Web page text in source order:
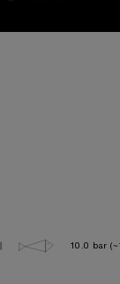
10.0 bar